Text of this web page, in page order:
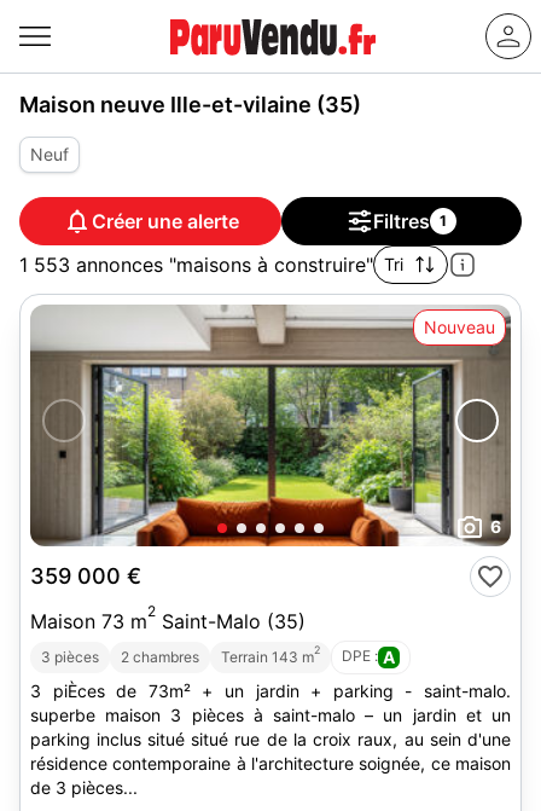
Maison neuve Ille-et-vilaine (35)
Neuf
Créer une alerte Filtres 1
1 553 annonces "maisons à construire" Tri
Nouveau
6
359 000 €
Maison 73 m2 Saint-Malo (35)
3 pièces 2 chambres Terrain 143 m2 DPE : A
3 piÈces de 73m² + un jardin + parking - saint-malo.
superbe maison 3 pièces à saint-malo – un jardin et un
parking inclus situé situé rue de la croix raux, au sein d'une
résidence contemporaine à l'architecture soignée, ce maison
de 3 pièces...